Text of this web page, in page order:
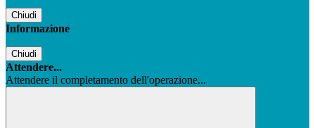
Chiudi
Informazione
Chiudi
Attendere...
Attendere il completamento dell'operazione...